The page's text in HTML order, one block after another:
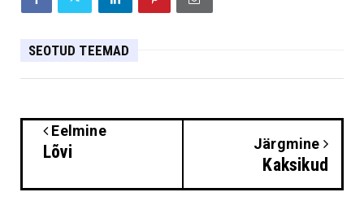
SEOTUD TEEMAD
Eelmine
Lõvi Järgmine
Kaksikud